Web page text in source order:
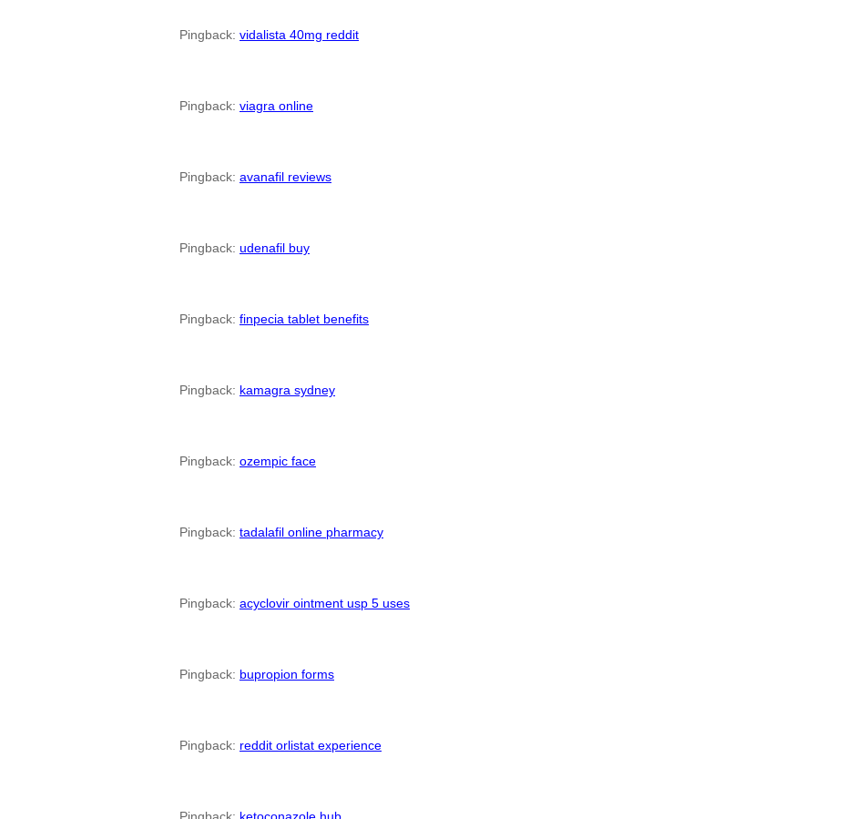
Pingback: vidalista 40mg reddit
Pingback: viagra online
Pingback: avanafil reviews
Pingback: udenafil buy
Pingback: finpecia tablet benefits
Pingback: kamagra sydney
Pingback: ozempic face
Pingback: tadalafil online pharmacy
Pingback: acyclovir ointment usp 5 uses
Pingback: bupropion forms
Pingback: reddit orlistat experience